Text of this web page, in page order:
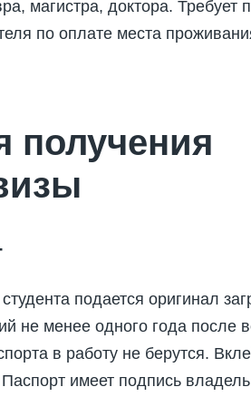
магистра, доктора. Требует
по оплате места
получения
подается оригинал
не менее одного года после
в работу не берутся.
Паспорт имеет подпись